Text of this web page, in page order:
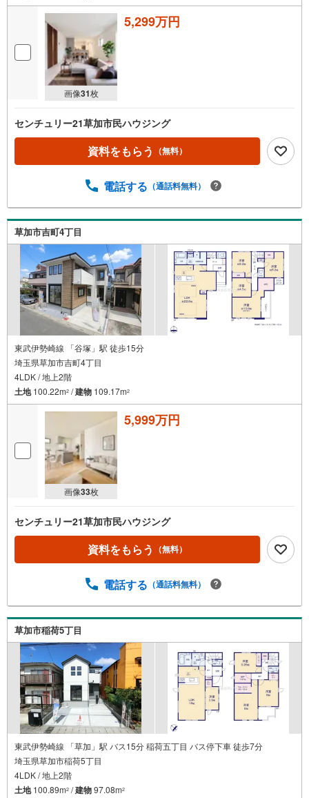
画像31枚
5,299万円
センチュリー21草加市民ハウジング
資料をもらう （無料）
電話する （通話料無料）
草加市吉町4丁目
東武伊勢崎線 「谷塚」駅 徒歩15分
埼玉県草加市吉町4丁目
4LDK / 地上2階
土地100.22m2 /建物 109.17m2
画像33枚
5,999万円
センチュリー21草加市民ハウジング
資料をもらう （無料）
電話する （通話料無料）
草加市稲荷5丁目
東武伊勢崎線 「草加」駅 バス15分 稲荷五丁目 バス停下車 徒歩7分
埼玉県草加市稲荷5丁目
4LDK / 地上2階
土地100.89m2 /建物97.08m2